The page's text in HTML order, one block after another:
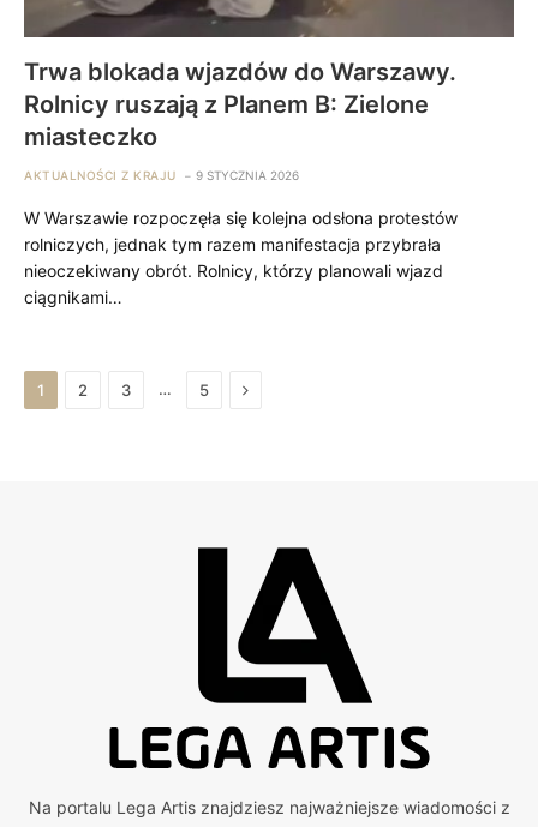
Trwa blokada wjazdów do Warszawy.
Rolnicy ruszają z Planem B: Zielone
miasteczko
AKTUALNOŚCI Z KRAJU 9 STYCZNIA 2026
W Warszawie rozpoczęła się kolejna odsłona protestów
rolniczych, jednak tym razem manifestacja przybrała
nieoczekiwany obrót. Rolnicy, którzy planowali wjazd
ciągnikami…
1 2 3 … 5 Next
Na portalu Lega Artis znajdziesz najważniejsze wiadomości z